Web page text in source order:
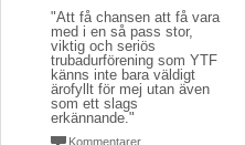
"Att få chansen att få vara
med i en så pass stor,
viktig och seriös
trubadurförening som YTF
känns inte bara väldigt
ärofyllt för mej utan även
som ett slags
erkännande."
Kommentarer